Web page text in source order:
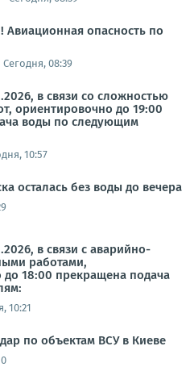
опасность по
Сегодня, 08:39
в связи со сложностью
ориентировочно до 19:00
воды по следующим
10:57
осталась без воды до вечера
в связи с аварийно-
работами,
18:00 прекращена подача
10:21
по объектам ВСУ в Киеве